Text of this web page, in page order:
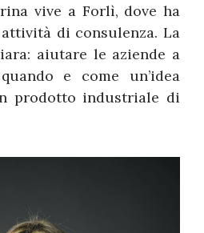
vive a Forlì, dove ha
di consulenza. La
aiutare le aziende a
e come un’idea
prodotto industriale di